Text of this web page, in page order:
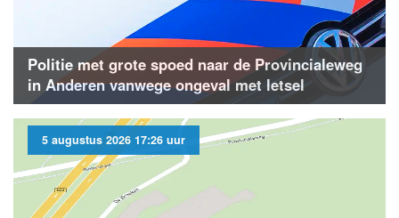
Politie met grote spoed naar de Provincialeweg
in Anderen vanwege ongeval met letsel
5 augustus 2026 17:26 uur